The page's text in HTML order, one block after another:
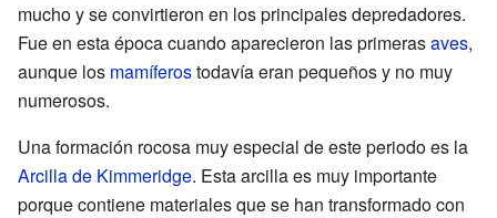
mucho y se convirtieron en los principales depredadores.
Fue en esta época cuando aparecieron las primerasaves,
aunque los mamíferostodavía eran pequeños y no muy
numerosos.
Una formación rocosa muy especial de este periodo es la
Arcilla de Kimmeridge. Esta arcilla es muy importante
porque contiene materiales que se han transformado con